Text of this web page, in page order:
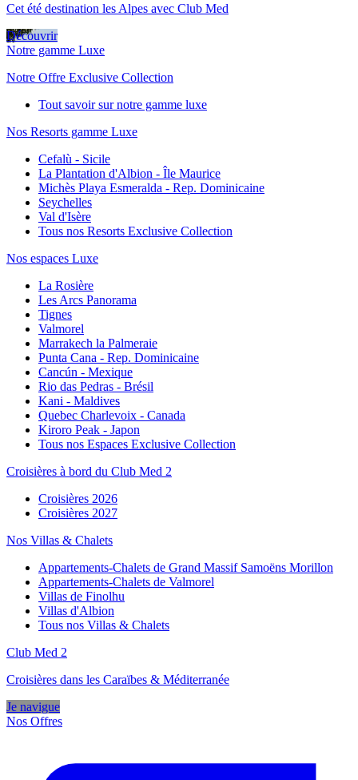
Cet été destination les Alpes avec Club Med
Découvrir
Notre gamme Luxe
Notre Offre Exclusive Collection
Tout savoir sur notre gamme luxe
Nos Resorts gamme Luxe
Cefalù - Sicile
La Plantation d'Albion - Île Maurice
Michès Playa Esmeralda - Rep. Dominicaine
Seychelles
Val d'Isère
Tous nos Resorts Exclusive Collection
Nos espaces Luxe
La Rosière
Les Arcs Panorama
Tignes
Valmorel
Marrakech la Palmeraie
Punta Cana - Rep. Dominicaine
Cancún - Mexique
Rio das Pedras - Brésil
Kani - Maldives
Quebec Charlevoix - Canada
Kiroro Peak - Japon
Tous nos Espaces Exclusive Collection
Croisières à bord du Club Med 2
Croisières 2026
Croisières 2027
Nos Villas & Chalets
Appartements-Chalets de Grand Massif Samoëns Morillon
Appartements-Chalets de Valmorel
Villas de Finolhu
Villas d'Albion
Tous nos Villas & Chalets
Club Med 2
Croisières dans les Caraïbes & Méditerranée
Je navigue
Nos Offres